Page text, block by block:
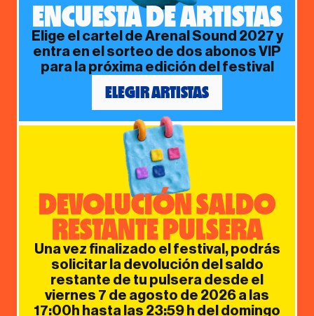
ENCUESTA DE ARTISTAS
Elige el cartel de Arenal Sound 2027 y
entra en el sorteo de dos abonos VIP
para la próxima edición del festival
ELEGIR ARTISTAS
DEVOLUCIÓN SALDO
RESTANTE PULSERA
Una vez finalizado el festival, podrás
solicitar la devolución del saldo
restante de tu pulsera desde el
viernes 7 de agosto de 2026 a las
17:00h hasta las 23:59 h del domingo